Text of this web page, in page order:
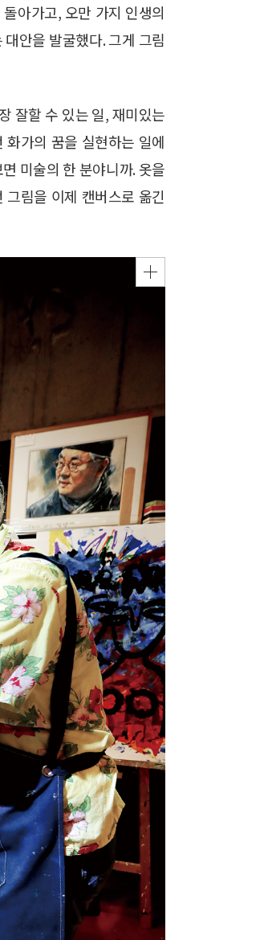
아가고, 오만 가지 인생의
안을 발굴했다. 그게 그림
잘할 수 있는 일, 재미있는
가의 꿈을 실현하는 일에
미술의 한 분야니까. 옷을
림을 이제 캔버스로 옮긴